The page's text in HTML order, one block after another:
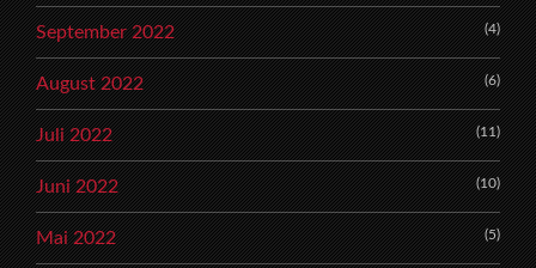
September 2022 (4)
August 2022 (6)
Juli 2022 (11)
Juni 2022 (10)
Mai 2022 (5)